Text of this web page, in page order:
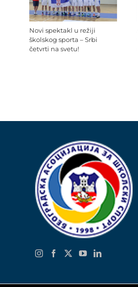
Novi spektakl u režiji
školskog sporta – Srbi
četvrti na svetu!